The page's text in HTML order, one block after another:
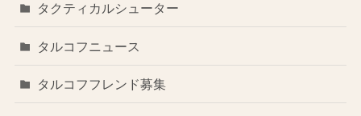
タクティカルシューター
タルコフニュース
タルコフフレンド募集